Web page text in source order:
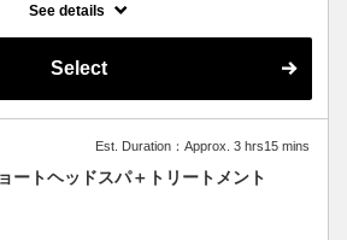
選択をさせて頂きます。
ヘアケアブランドの「ルネフルトレール」を
ておすすめするヘッドスパです。
→20350
See details
Select
Est. Duration：Approx. 3 hrs15 mins
ートヘッドスパ＋トリートメント